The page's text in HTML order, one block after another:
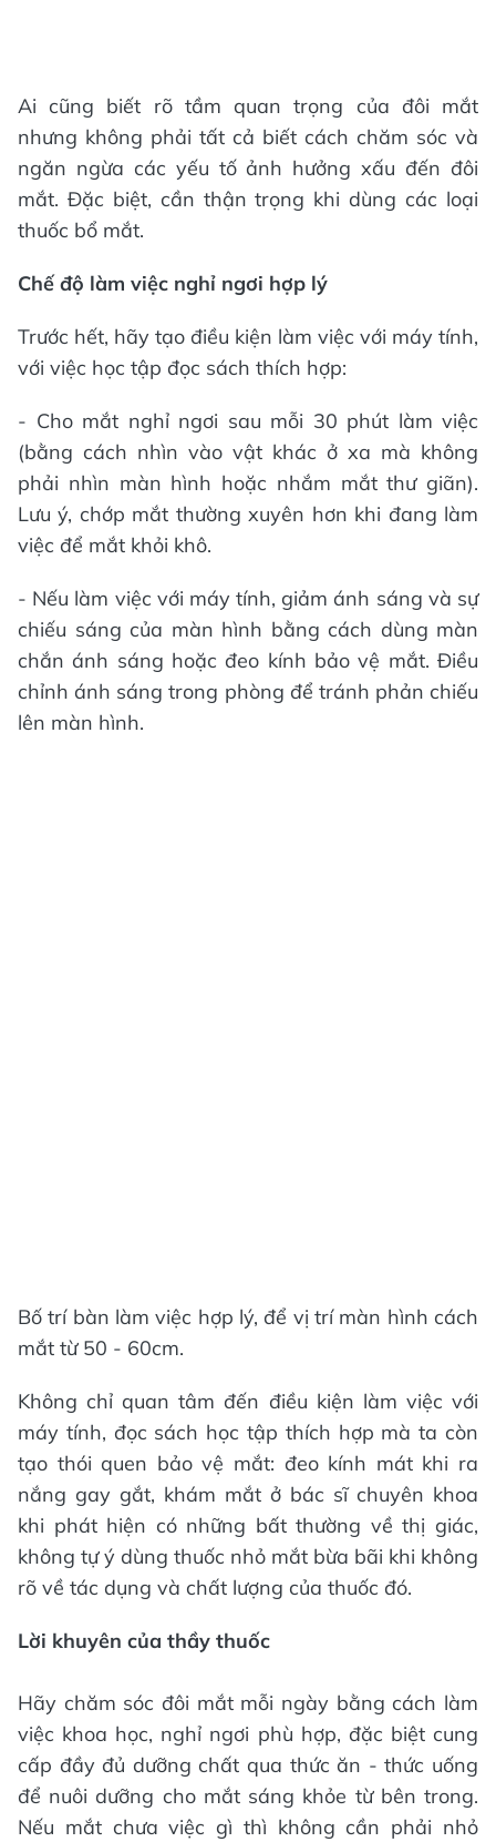
Ai cũng biết rõ tầm quan trọng của đôi mắt
nhưng không phải tất cả biết cách chăm sóc và
ngăn ngừa các yếu tố ảnh hưởng xấu đến đôi
mắt. Đặc biệt, cần thận trọng khi dùng các loại
thuốc bổ mắt.
Chế độ làm việc nghỉ ngơi hợp lý
Trước hết, hãy tạo điều kiện làm việc với máy tính,
với việc học tập đọc sách thích hợp:
- Cho mắt nghỉ ngơi sau mỗi 30 phút làm việc
(bằng cách nhìn vào vật khác ở xa mà không
phải nhìn màn hình hoặc nhắm mắt thư giãn).
Lưu ý, chớp mắt thường xuyên hơn khi đang làm
việc để mắt khỏi khô.
- Nếu làm việc với máy tính, giảm ánh sáng và sự
chiếu sáng của màn hình bằng cách dùng màn
chắn ánh sáng hoặc đeo kính bảo vệ mắt. Điều
chỉnh ánh sáng trong phòng để tránh phản chiếu
lên màn hình.
Bố trí bàn làm việc hợp lý, để vị trí màn hình cách
mắt từ 50 - 60cm.
Không chỉ quan tâm đến điều kiện làm việc với
máy tính, đọc sách học tập thích hợp mà ta còn
tạo thói quen bảo vệ mắt: đeo kính mát khi ra
nắng gay gắt, khám mắt ở bác sĩ chuyên khoa
khi phát hiện có những bất thường về thị giác,
không tự ý dùng thuốc nhỏ mắt bừa bãi khi không
rõ về tác dụng và chất lượng của thuốc đó.
Lời khuyên của thầy thuốc
Hãy chăm sóc đôi mắt mỗi ngày bằng cách làm
việc khoa học, nghỉ ngơi phù hợp, đặc biệt cung
cấp đầy đủ dưỡng chất qua thức ăn - thức uống
để nuôi dưỡng cho mắt sáng khỏe từ bên trong.
Nếu mắt chưa việc gì thì không cần phải nhỏ